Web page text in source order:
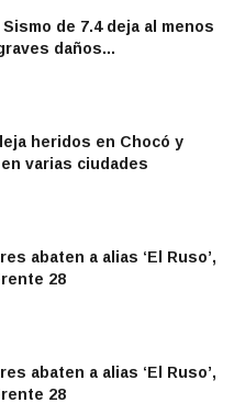
de 7.4 deja al menos
daños...
heridos en Chocó y
varias ciudades
abaten a alias ‘El Ruso’,
28
abaten a alias ‘El Ruso’,
28